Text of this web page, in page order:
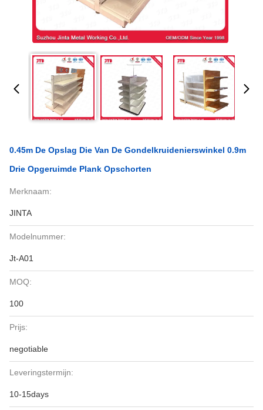
0.45m De Opslag Die Van De Gondelkruidenierswinkel 0.9m
Drie Opgeruimde Plank Opschorten
Merknaam:
JINTA
Modelnummer:
Jt-A01
MOQ:
100
Prijs:
negotiable
Leveringstermijn:
10-15days